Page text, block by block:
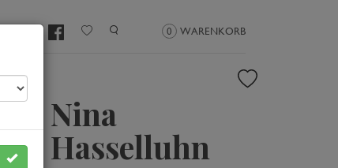
0 WARENKORB
Nina
Hasselluhn